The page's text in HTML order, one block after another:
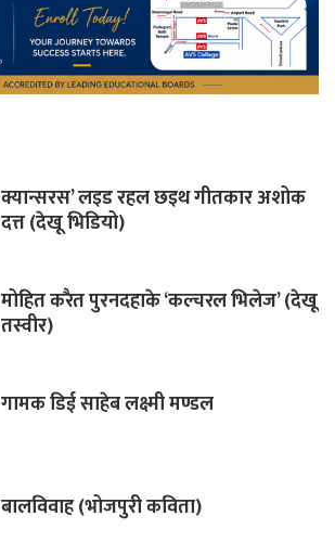
क्यान्सरस’ लइड रहल छइथ गीतकार अशोक
दत्त (देखू भिडियो)
मोहित करैत पुरनदहाके ‘कल्चरल भिलेज’ (देखू
तस्वीर)
गामक डिई साहेब लक्ष्मी मण्डल
बालविवाह (भोजपुरी कविता)